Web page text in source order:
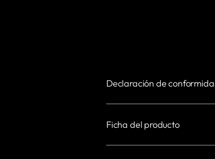
Declaración de
Ficha del producto